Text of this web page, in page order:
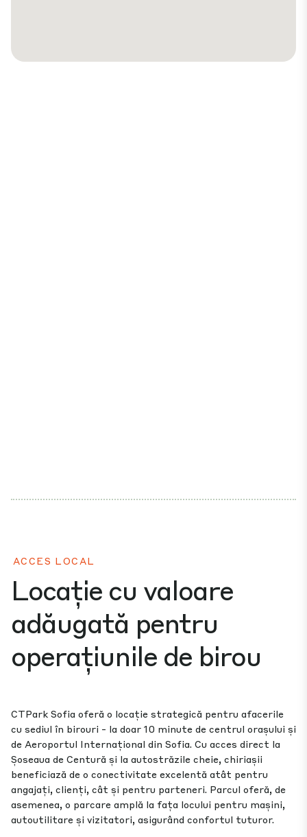
ACCES LOCAL
Locație cu valoare
adăugată pentru
operațiunile de birou
CTPark Sofia oferă o locație strategică pentru afacerile
cu sediul în birouri - la doar 10 minute de centrul orașului și
de Aeroportul Internațional din Sofia. Cu acces direct la
Șoseaua de Centură și la autostrăzile cheie, chiriașii
beneficiază de o conectivitate excelentă atât pentru
angajați, clienți, cât și pentru parteneri. Parcul oferă, de
asemenea, o parcare amplă la fața locului pentru mașini,
autoutilitare și vizitatori, asigurând confortul tuturor.